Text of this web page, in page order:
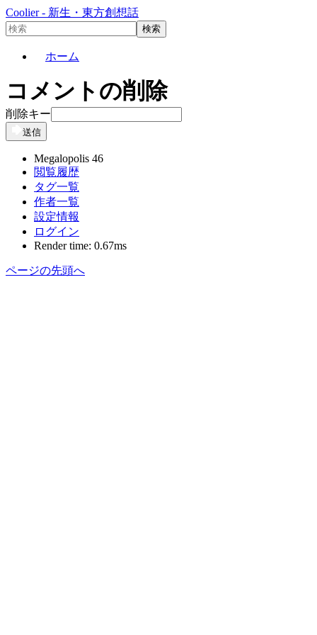
Coolier - 新生・東方創想話
ホーム
コメントの削除
削除キー
送信
Megalopolis 46
閲覧履歴
タグ一覧
作者一覧
設定情報
ログイン
Render time: 0.67ms
ページの先頭へ